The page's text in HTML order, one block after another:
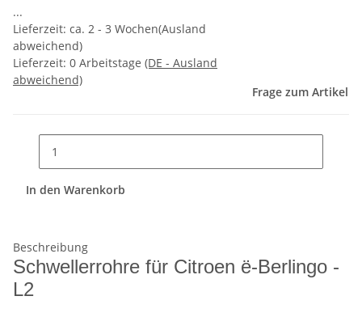
...
Lieferzeit: ca. 2 - 3 Wochen(Ausland
abweichend)
Lieferzeit: 0 Arbeitstage (DE - Ausland
abweichend)
Frage zum Artikel
In den Warenkorb
Beschreibung
Schwellerrohre für Citroen ë-Berlingo -
L2